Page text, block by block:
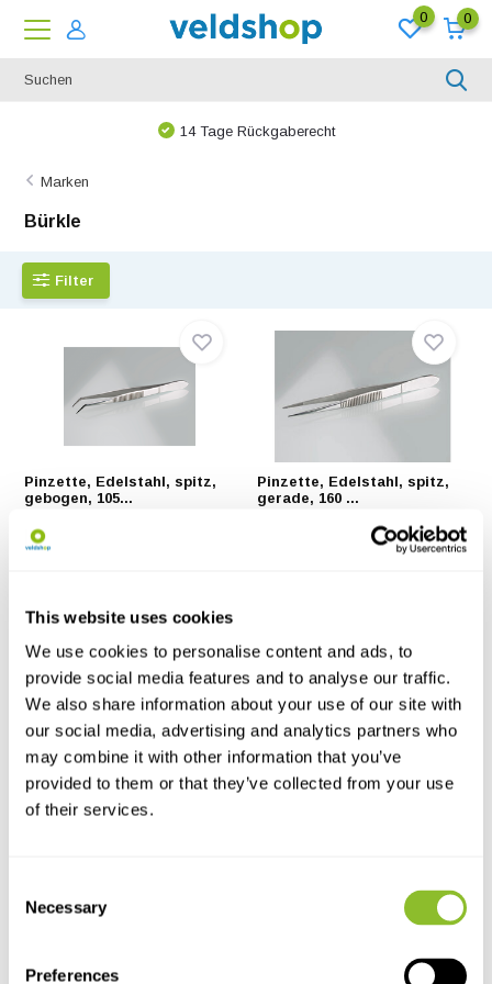
This website uses cookies
We use cookies to personalise content and ads, to
provide social media features and to analyse our traffic.
We also share information about your use of our site with
our social media, advertising and analytics partners who
may combine it with other information that you’ve
provided to them or that they’ve collected from your use
of their services.
Selection
Necessary
Preferences
0 0
14 Tage Rückgaberecht
Marken
Bürkle
Filter
Pinzette, Edelstahl, spitz,
gebogen, 105...
oder 130 mm) mit abge...
Pinzette, Edelstahl, spitz,
gerade, 160 ...
Edelstahl. Diese Pinz...
Gebühren, jedoch exklusive Versand- und Servicegebühren.